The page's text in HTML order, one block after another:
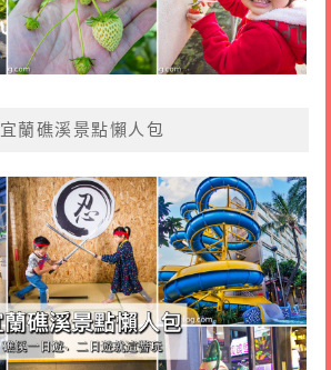
宜蘭礁溪景點懶人包